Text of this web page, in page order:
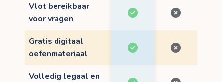
Vlot bereikbaar
voor vragen
Gratis digitaal
oefenmateriaal
Volledig legaal en